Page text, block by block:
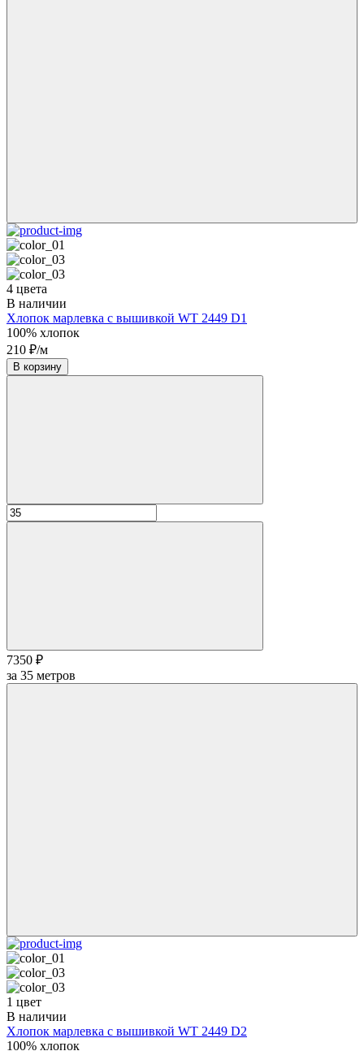
4 цвета
В наличии
Хлопок марлевка с вышивкой WT 2449 D1
100% хлопок
210 ₽/м
В корзину
7350 ₽
за 35 метров
1 цвет
В наличии
Хлопок марлевка с вышивкой WT 2449 D2
100% хлопок